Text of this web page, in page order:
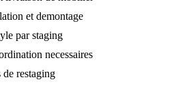
et demontage
par staging
necessaires
de restaging